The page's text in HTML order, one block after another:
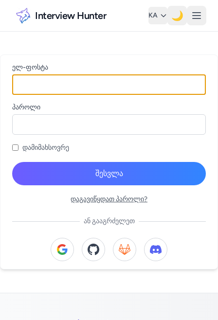
Interview Hunter KA 🌙
ელ-ფოსტა
პაროლი
დამიმახსოვრე
შესვლა
დაგავიწყდათ პაროლი?
ან გააგრძელეთ
Continue with Google
Continue with GitHub
Continue with GitLab
Continue with